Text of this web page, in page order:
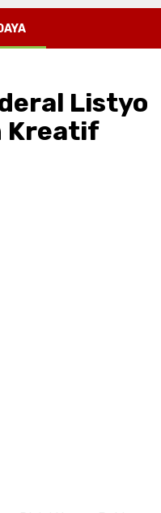
Listyo
Kreatif